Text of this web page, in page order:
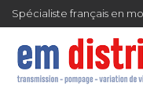
Gestion des cookies